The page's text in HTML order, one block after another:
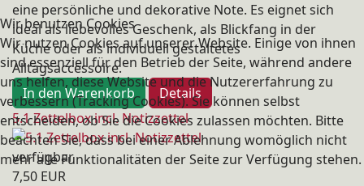
eine persönliche und dekorative Note. Es eignet sich
ideal als liebevolles Geschenk, als Blickfang in der
Küche oder als individuell gestaltetes
Alltagsaccessoire.
In den Warenkorb
Details
5.1 Zettelbox incl. Notizzettel
verfügbar
7,50 EUR
Wir benutzen Cookies
Wir nutzen Cookies auf unserer Website. Einige von ihnen
sind essenziell für den Betrieb der Seite, während andere
uns helfen, diese Website und die Nutzererfahrung zu
verbessern (Tracking Cookies). Sie können selbst
entscheiden, ob Sie die Cookies zulassen möchten. Bitte
beachten Sie, dass bei einer Ablehnung womöglich nicht
mehr alle Funktionalitäten der Seite zur Verfügung stehen.